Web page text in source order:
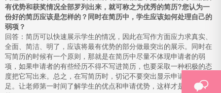
有优势和获奖情况全部罗列出来，就可称之为优秀的简历?您认为一
份好的简历应该是怎样的？同时在简历中，学生应该如何处理自己的
弱项？
回答：简历可以快速展示学生的情况，因此在写作方面应力求真实、
全面、简洁、明了，应该将最有优势的部分做最突出的展示。同时在
写简历的时候有一个原则，那就是在简历中尽量不体现申请者的弱
项，如果申请者的有些经历不得不写进简历，也要采取一种积极的态
度把它写出来。总之，在写简历时，切记不要突出显示申请者的不
足。让老师第一时间了解学生的优点和申请优势，这样才是最优秀